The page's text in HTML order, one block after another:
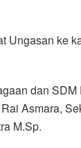
Ungasan ke
dan SDM
Asmara,
M.Sp.